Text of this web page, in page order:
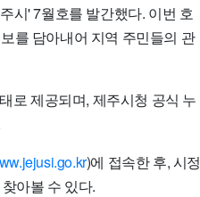
시' 7월호를 발간했다. 이번 호
를 담아내어 지역 주민들의 관
로 제공되며, 제주시청 공식 누
)에 접속한 후, 시정
아볼 수 있다.